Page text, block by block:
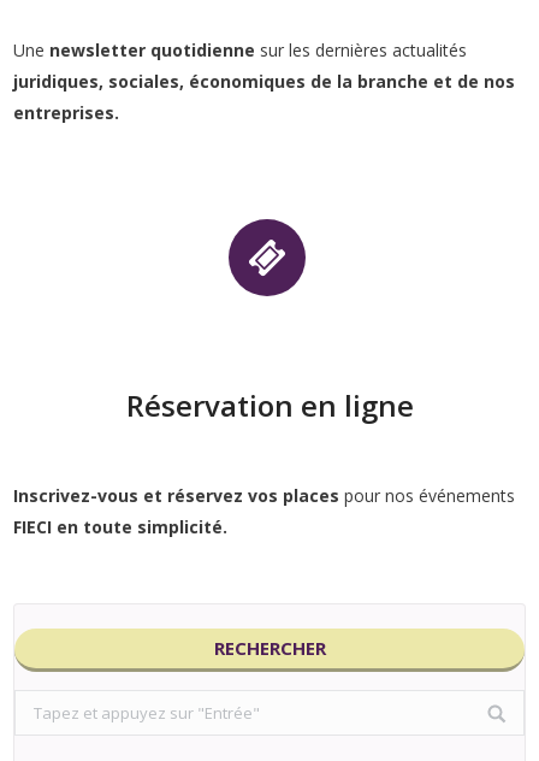
Une newsletter quotidienne sur les dernières actualités
juridiques, sociales, économiques de la branche et de nos
entreprises.
Réservation en ligne
Inscrivez-vous et réservez vos places pour nos événements
FIECI en toute simplicité.
RECHERCHER
Search: